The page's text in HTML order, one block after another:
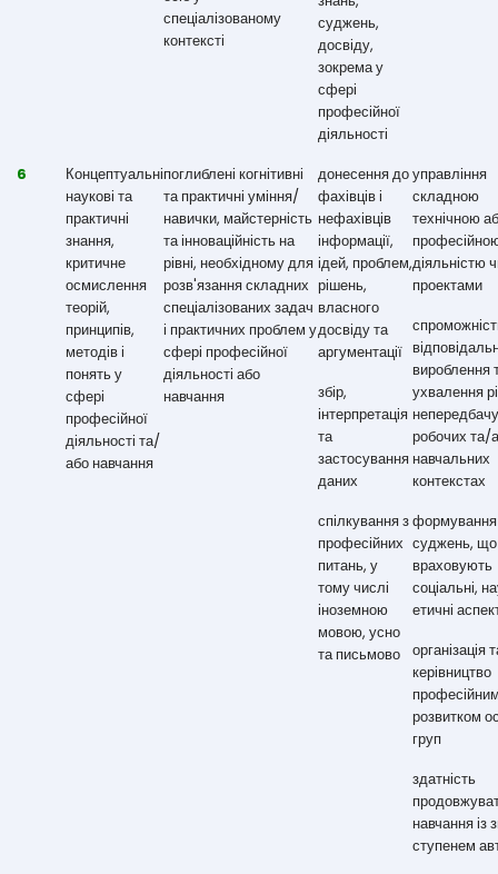
спеціалізованому
контексті
суджень,
досвіду,
зокрема у
сфері
професійної
діяльності
6
Концептуальні
наукові та
практичні
знання,
критичне
осмислення
теорій,
принципів,
методів і
понять у
сфері
професійної
діяльності та/
або навчання
поглиблені когнітивні
та практичні уміння/
навички, майстерність
та інноваційність на
рівні, необхідному для
розв'язання складних
спеціалізованих задач
і практичних проблем у
сфері професійної
діяльності або
навчання
донесення до
фахівців і
нефахівців
інформації,
ідей, проблем,
рішень,
власного
досвіду та
аргументації
збір,
інтерпретація
та
застосування
даних
спілкування з
професійних
питань, у
тому числі
іноземною
мовою, усно
та письмово
управління
складною
технічною
діяльністю
проектами
вироблення
ухвалення
робочих та/
навчальних
контекстах
формування
суджень, що
враховують
соціальні,
етичні
організація
керівництво
розвитком
груп
здатність
навчання із
ступенем